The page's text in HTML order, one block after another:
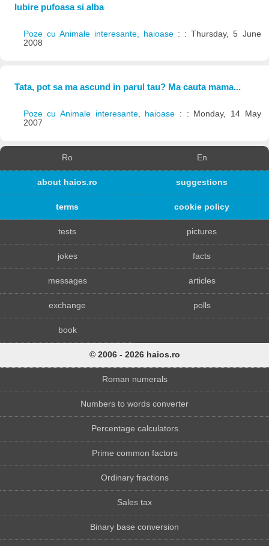
Iubire pufoasa si alba
Poze cu Animale interesante, haioase : : Thursday, 5 June
2008
Tata, pot sa ma ascund in parul tau? Ma cauta mama...
Poze cu Animale interesante, haioase : : Monday, 14 May
2007
Ro En
about haios.ro suggestions
terms cookie policy
tests pictures
jokes facts
messages articles
exchange polls
book
© 2006 - 2026 haios.ro
Roman numerals
Numbers to words converter
Percentage calculators
Prime common factors
Ordinary fractions
Sales tax
Binary base conversion